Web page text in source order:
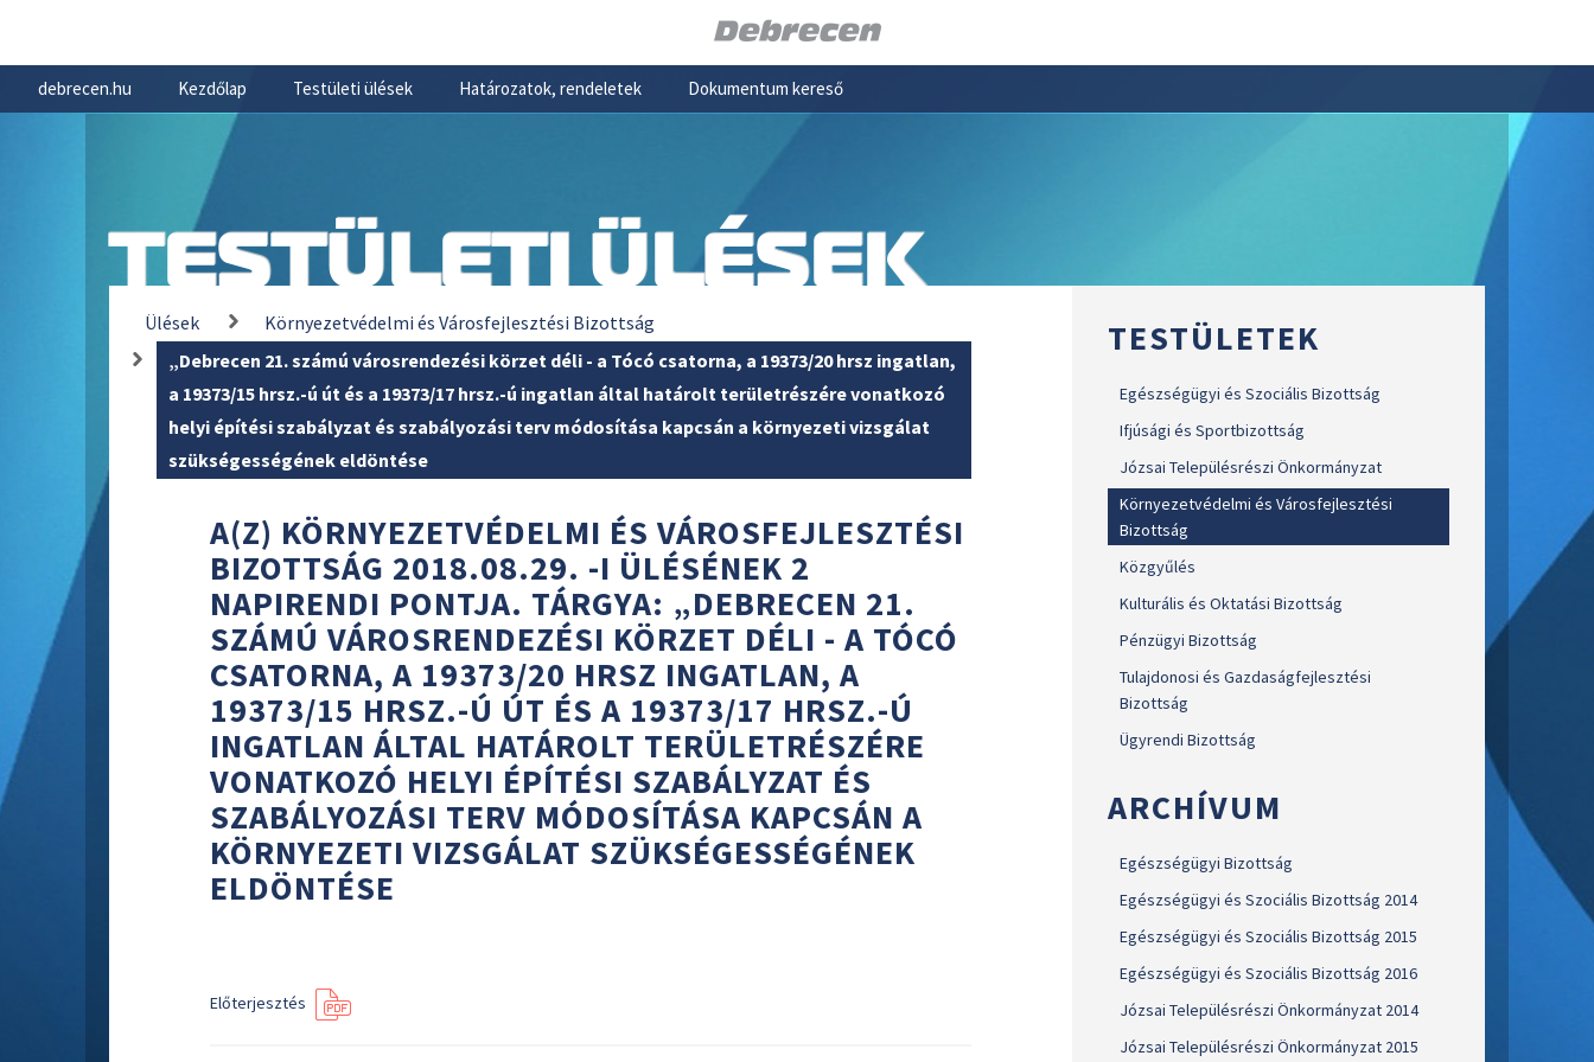
debrecen.hu Kezdőlap Testületi ülések Határozatok, rendeletek Dokumentum kereső
TESTÜLETI ÜLÉSEK
Ülések
Környezetvédelmi és Városfejlesztési Bizottság
„Debrecen 21. számú városrendezési körzet déli - a Tócó csatorna, a 19373/20 hrsz ingatlan,
a 19373/15 hrsz.-ú út és a 19373/17 hrsz.-ú ingatlan által határolt területrészére vonatkozó
helyi építési szabályzat és szabályozási terv módosítása kapcsán a környezeti vizsgálat
szükségességének eldöntése
A(Z) KÖRNYEZETVÉDELMI ÉS VÁROSFEJLESZTÉSI
BIZOTTSÁG 2018.08.29. -I ÜLÉSÉNEK 2
NAPIRENDI PONTJA. TÁRGYA: „DEBRECEN 21.
SZÁMÚ VÁROSRENDEZÉSI KÖRZET DÉLI - A TÓCÓ
CSATORNA, A 19373/20 HRSZ INGATLAN, A
19373/15 HRSZ.-Ú ÚT ÉS A 19373/17 HRSZ.-Ú
INGATLAN ÁLTAL HATÁROLT TERÜLETRÉSZÉRE
VONATKOZÓ HELYI ÉPÍTÉSI SZABÁLYZAT ÉS
SZABÁLYOZÁSI TERV MÓDOSÍTÁSA KAPCSÁN A
KÖRNYEZETI VIZSGÁLAT SZÜKSÉGESSÉGÉNEK
ELDÖNTÉSE
Előterjesztés
TESTÜLETEK
Egészségügyi és Szociális Bizottság
Ifjúsági és Sportbizottság
Józsai Településrészi Önkormányzat
Környezetvédelmi és Városfejlesztési
Bizottság
Közgyűlés
Kulturális és Oktatási Bizottság
Pénzügyi Bizottság
Tulajdonosi és Gazdaságfejlesztési
Bizottság
Ügyrendi Bizottság
ARCHÍVUM
Egészségügyi Bizottság
Egészségügyi és Szociális Bizottság 2014
Egészségügyi és Szociális Bizottság 2015
Egészségügyi és Szociális Bizottság 2016
Józsai Településrészi Önkormányzat 2014
Józsai Településrészi Önkormányzat 2015